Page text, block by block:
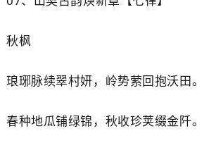
秋枫
琅琊脉续翠村妍，岭势萦回抱沃田。
春种地瓜铺绿锦，秋收珍荚缀金阡。